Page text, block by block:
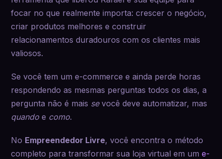
focar no que realmente importa: crescer o negócio,
criar produtos melhores e construir
relacionamentos duradouros com os clientes mais
valiosos.
Se você tem um e-commerce e ainda perde horas
respondendo as mesmas perguntas todos os dias, a
pergunta não é mais sevocê deve automatizar, mas
quando e como.
No Empreendedor Livre, você encontra o método
completo para transformar sua loja virtual em ume-